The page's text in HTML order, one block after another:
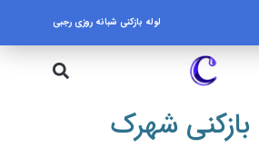
لوله بازکنی شبانه روزی رجبی
بازکنی شهرک